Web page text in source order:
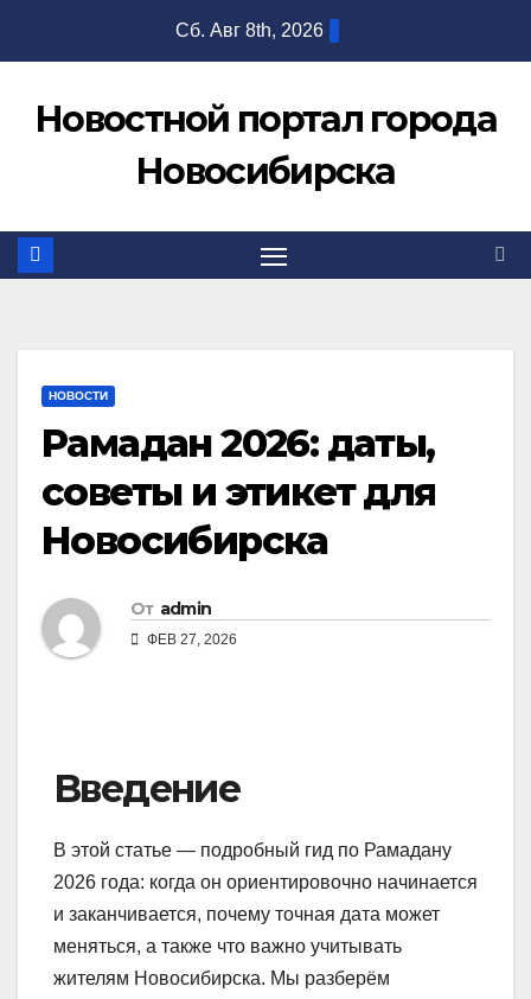
Сб. Авг 8th, 2026
Новостной портал города
Новосибирска
НОВОСТИ
Рамадан 2026: даты,
советы и этикет для
Новосибирска
От admin
ФЕВ 27, 2026
Введение
В этой статье — подробный гид по Рамадану
2026 года: когда он ориентировочно начинается
и заканчивается, почему точная дата может
меняться, а также что важно учитывать
жителям Новосибирска. Мы разберём